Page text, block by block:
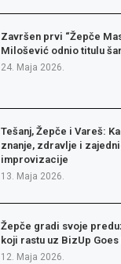
Završen prvi “Žepče
Milošević odnio titulu
24. Maja 2026.
Tešanj, Žepče i Vareš:
znanje, zdravlje i
improvizacije
13. Maja 2026.
Žepče gradi svoje
koji rastu uz BizUp Goes
12. Maja 2026.